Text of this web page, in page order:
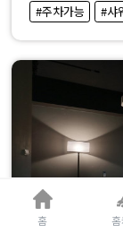
#주차가능 #샤
홈